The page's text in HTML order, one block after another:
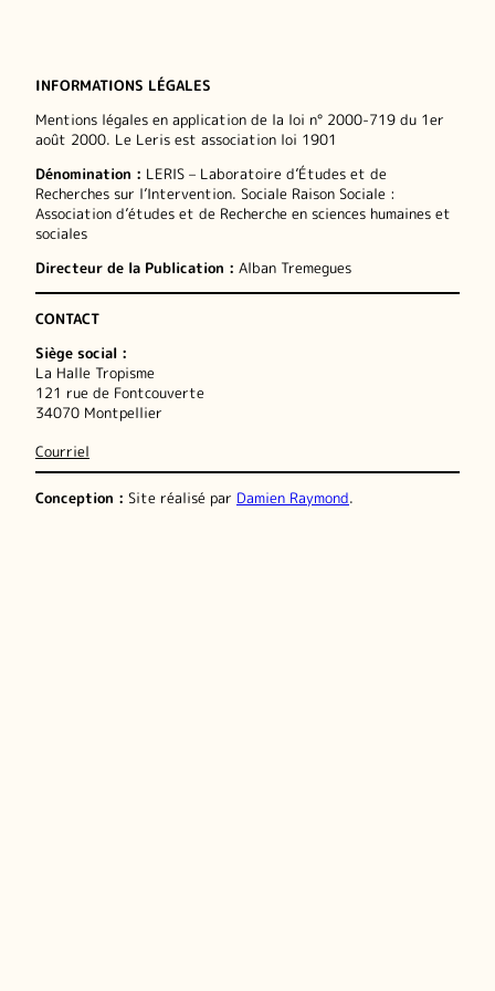
INFORMATIONS LÉGALES
Mentions légales en application de la loi n° 2000-719 du 1er
août 2000. Le Leris est association loi 1901
Dénomination : LERIS – Laboratoire d’Études et de
Recherches sur l’Intervention. Sociale Raison Sociale :
Association d’études et de Recherche en sciences humaines et
sociales
Directeur de la Publication : Alban Tremegues
CONTACT
Siège social :
La Halle Tropisme
121 rue de Fontcouverte
34070 Montpellier
Courriel
Conception : Site réalisé par Damien Raymond.